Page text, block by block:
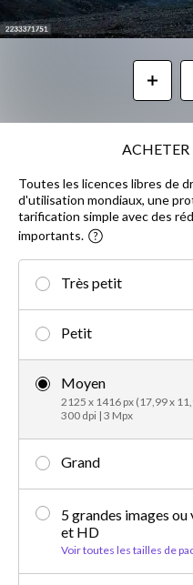
Toutes les licences libres de
d'utilisation mondiaux, une
tarification simple avec des
importants.
Très petit
Petit
Moyen
2125 x 1416 px (17,99 x
300 dpi | 3 Mpx
Grand
5 grandes images ou
et HD
Voir toutes les tailles de